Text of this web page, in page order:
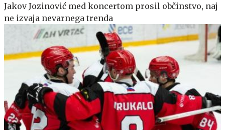
Jakov Jozinović med koncertom prosil občinstvo, naj
ne izvaja nevarnega trenda